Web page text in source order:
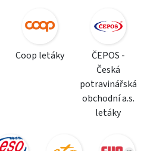
Coop letáky
ČEPOS -
Česká
potravinářská
obchodní a.s.
letáky